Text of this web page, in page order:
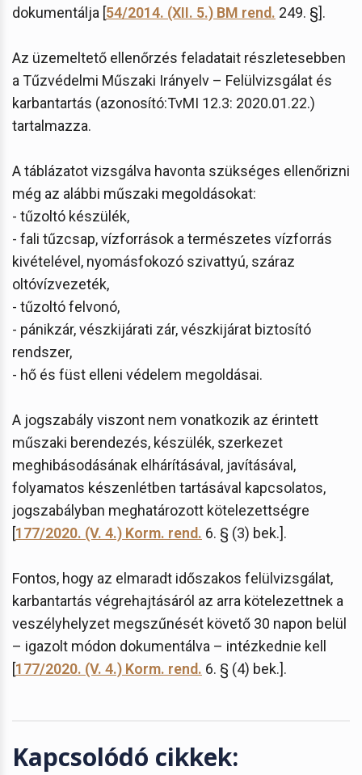
dokumentálja [54/2014. (XII. 5.) BM rend. 249. §].
Az üzemeltető ellenőrzés feladatait részletesebben
a Tűzvédelmi Műszaki Irányelv – Felülvizsgálat és
karbantartás (azonosító:TvMI 12.3: 2020.01.22.)
tartalmazza.
A táblázatot vizsgálva havonta szükséges ellenőrizni
még az alábbi műszaki megoldásokat:
- tűzoltó készülék,
- fali tűzcsap, vízforrások a természetes vízforrás
kivételével, nyomásfokozó szivattyú, száraz
oltóvízvezeték,
- tűzoltó felvonó,
- pánikzár, vészkijárati zár, vészkijárat biztosító
rendszer,
- hő és füst elleni védelem megoldásai.
A jogszabály viszont nem vonatkozik az érintett
műszaki berendezés, készülék, szerkezet
meghibásodásának elhárításával, javításával,
folyamatos készenlétben tartásával kapcsolatos,
jogszabályban meghatározott kötelezettségre
[177/2020. (V. 4.) Korm. rend. 6. § (3) bek.].
Fontos, hogy az elmaradt időszakos felülvizsgálat,
karbantartás végrehajtásáról az arra kötelezettnek a
veszélyhelyzet megszűnését követő 30 napon belül
– igazolt módon dokumentálva – intézkednie kell
[177/2020. (V. 4.) Korm. rend. 6. § (4) bek.].
Kapcsolódó cikkek: